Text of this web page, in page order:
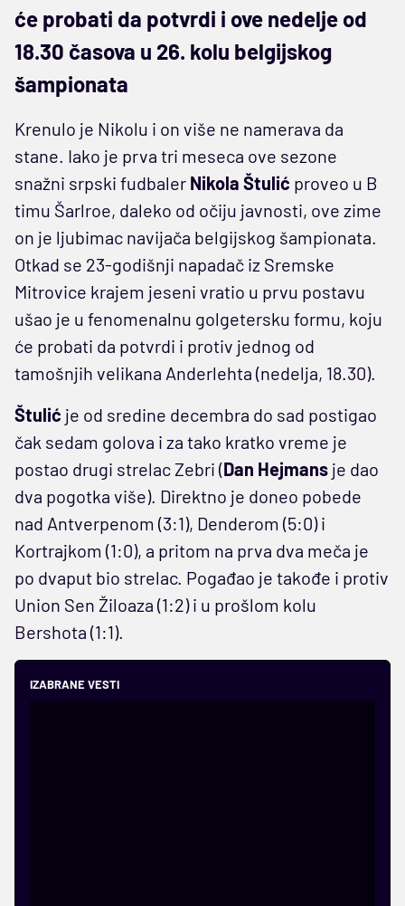
će probati da potvrdi i ove nedelje od
18.30 časova u 26. kolu belgijskog
šampionata
Krenulo je Nikolu i on više ne namerava da
stane. Iako je prva tri meseca ove sezone
snažni srpski fudbaler Nikola Štulić proveo u B
timu Šarlroe, daleko od očiju javnosti, ove zime
on je ljubimac navijača belgijskog šampionata.
Otkad se 23-godišnji napadač iz Sremske
Mitrovice krajem jeseni vratio u prvu postavu
ušao je u fenomenalnu golgetersku formu, koju
će probati da potvrdi i protiv jednog od
tamošnjih velikana Anderlehta (nedelja, 18.30).
Štulić je od sredine decembra do sad postigao
čak sedam golova i za tako kratko vreme je
postao drugi strelac Zebri (Dan Hejmans je dao
dva pogotka više). Direktno je doneo pobede
nad Antverpenom (3:1), Denderom (5:0) i
Kortrajkom (1:0), a pritom na prva dva meča je
po dvaput bio strelac. Pogađao je takođe i protiv
Union Sen Žiloaza (1:2) i u prošlom kolu
Bershota (1:1).
IZABRANE VESTI